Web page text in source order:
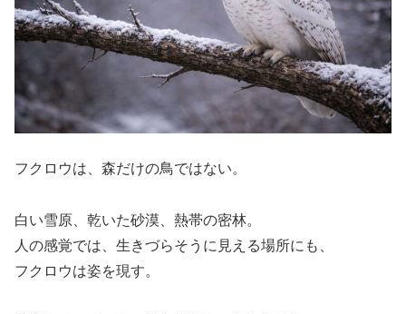
フクロウは、森だけの鳥ではない。
白い雪原、乾いた砂漠、熱帯の密林。
人の感覚では、生きづらそうに見える場所にも、
フクロウは姿を現す。